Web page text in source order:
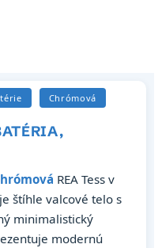
Chrómová
REA Tess v
štíhle valcové telo s
minimalistický
modernú